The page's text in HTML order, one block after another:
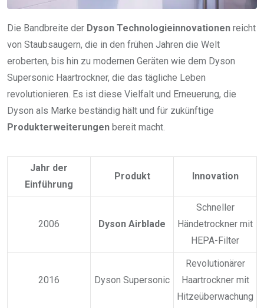
Die Bandbreite der Dyson Technologieinnovationen reicht
von Staubsaugern, die in den frühen Jahren die Welt
eroberten, bis hin zu modernen Geräten wie dem Dyson
Supersonic Haartrockner, die das tägliche Leben
revolutionieren. Es ist diese Vielfalt und Erneuerung, die
Dyson als Marke beständig hält und für zukünftige
Produkterweiterungen bereit macht.
Jahr der
Einführung
Produkt Innovation
2006 Dyson Airblade
Schneller
Händetrockner mit
HEPA-Filter
2016 Dyson Supersonic
Revolutionärer
Haartrockner mit
Hitzeüberwachung